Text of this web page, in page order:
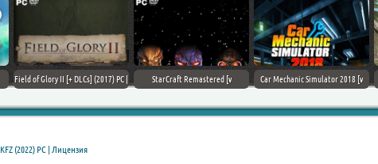
Field of Glory II [+ DLCs] (2017) PC |
StarCraft Remastered [v
Car Mechanic Simulator 2018 [v
KFZ (2022) PC | Лицензия